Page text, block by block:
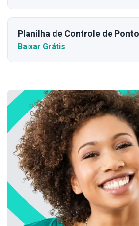
Planilha de Controle de Ponto
Baixar Grátis